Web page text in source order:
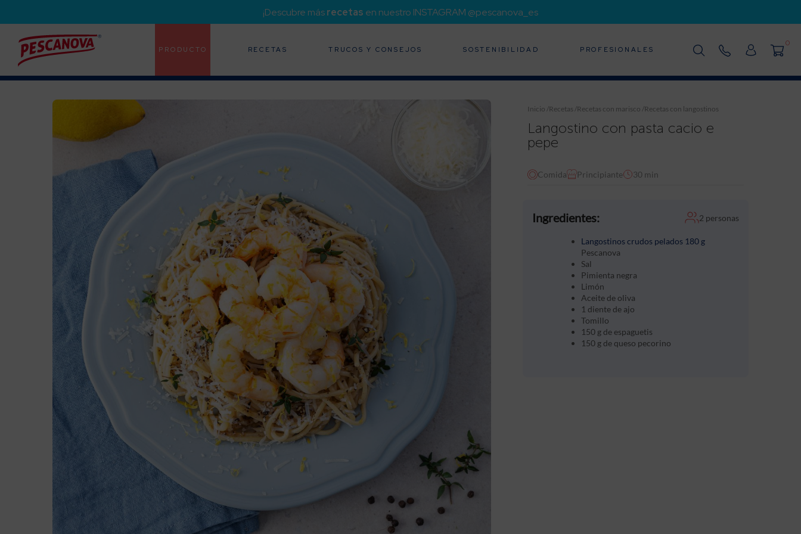
¡Descubre másrecetas en nuestro INSTAGRAM @pescanova_es
PRODUCTO RECETAS TRUCOS Y CONSEJOS SOSTENIBILIDAD PROFESIONALES
0
Inicio/Recetas/Recetas con marisco/Recetas con langostinos
Langostino con pasta cacio e
pepe
Comida Principiante 30 min
Ingredientes: 2 personas
Langostinos crudos pelados 180 g
Pescanova
Sal
Pimienta negra
Limón
Aceite de oliva
1 diente de ajo
Tomillo
150 g de espaguetis
150 g de queso pecorino